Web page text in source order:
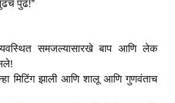
पुढ!”
समजल्यासारखे बाप आणि लेक
मिटिंग झाली आणि शालू आणि गुणवंताच